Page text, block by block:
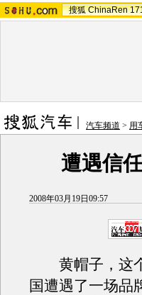
搜狐 ChinaRen
汽车频道 > 用
遭遇信
2008年03月19日09:57
黄帽子，这个
国遭遇了一场品